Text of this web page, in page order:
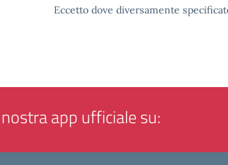
Eccetto dove diversamente
app ufficiale su: